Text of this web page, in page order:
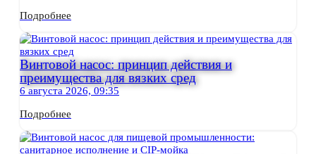
Подробнее
Винтовой насос: принцип действия и
преимущества для вязких сред
6 августа 2026, 09:35
Подробнее